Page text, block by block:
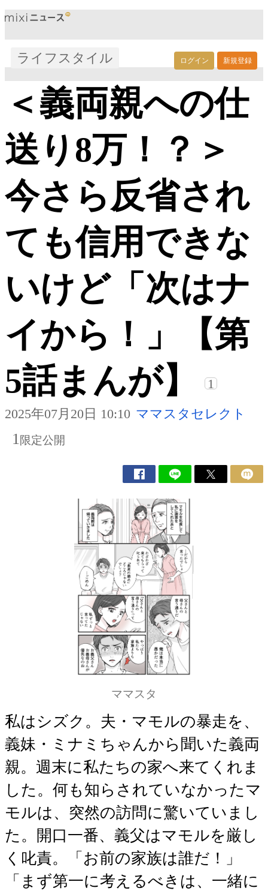
ログイン 新規登録
ライフスタイル
＜義両親への仕
送り8万！？＞
今さら反省され
ても信用できな
いけど「次はナ
イから！」【第
5話まんが】
1
2025年07月20日 10:10 ママスタセレクト
1 限定公開
ママスタ
私はシズク。夫・マモルの暴走を、
義妹・ミナミちゃんから聞いた義両
親。週末に私たちの家へ来てくれま
した。何も知らされていなかったマ
モルは、突然の訪問に驚いていまし
た。開口一番、義父はマモルを厳し
く叱責。「お前の家族は誰だ！」
「まず第一に考えるべきは、一緒に